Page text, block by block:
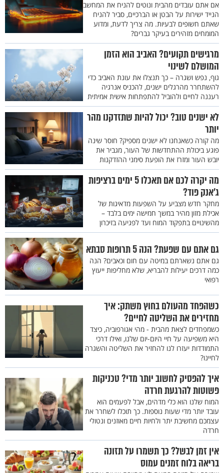
אם אתם עובדים מהבית ונוטים להניח את המחשב
הנייד ישירות על הבטן או הברכיים, סביר להניח
שאתם חשופים לבעיות. מה צריך לדעת, ומדוע
המומחים מזהירים בעיקר גברים?
מרגישים תקועים? האביב הוא הזמן
המושלם לשינוי
גוף, נפש ושגרה – כך תנצלו את עונת האביב כדי
להשתחרר מהרגלים ישנים, להכניס אנרגיה
רעננה לחיים ולהוביל להתפתחות אישית אמיתית
לא ישנים טוב? יכול להיות שתזדקנו מהר
יותר
מה קורה כשאנחנו לא ישנים מספיק? חוסר שינה
פוגע ביכולת ההתחדשות של העור, מגביר את
יובש העור ומזרז את הופעת סימני ההזדקנות
מה יקרה לכם אם תאכלו 5 ימים ברציפות
ג'אנק פוד?
מחקר חדש מצביע על השפעות מדאיגות של
אכילת מזון מהיר במשך חמישה ימים בלבד –
מהשינויים בתפקוד המוח ועד לפגיעה בזיכרון
גם אתם עם שפעת? הנה 5 תרופות סבתא
גם אתם נשארתם במיטה עם חום וכאבים? הנה
כמה דרכים יעילות להבריא, שלא מחליפות ייעוץ
רפואי
כשהפחד מהעולם בחוץ משתק: איך
מחזירים את השליטה לחיים?
כשמפחדים לצאת מהבית - מהי אגורפוביה, כיצד
היא משפיעה על חיי היום-יום שלנו, ואילו דרכי
התמודדות יעזרו לנו להחזיר את השליטה והשגרה
לחיינו?
איך להפסיק לחשוב יותר מדי? טכניקות
פשוטות להרגעת חרדה
המוח שלנו הוא כלי מדהים, אבל לפעמים הוא
עובד יותר מדי שעות נוספות. כך תוכלו לשחרר את
עצמכם מחשיבת יתר ולחיות חיים מאוזנים ונטולי
חרדה
אין זמן לבשל? כך תשמרו על תזונה
בריאה בלוח זמנים עמוס